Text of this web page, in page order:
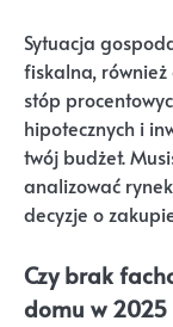
Sytuacja
fiskalna,
stóp
hipotecznych i
twój budżet.
analizować
decyzje o
Czy brak
domu w 2025